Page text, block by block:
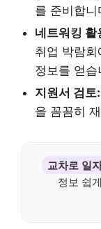
를 준비합니
네트워킹 활
취업 박람
정보를 얻습
지원서 검토:
을 꼼꼼히
교차로 일
정보 쉽